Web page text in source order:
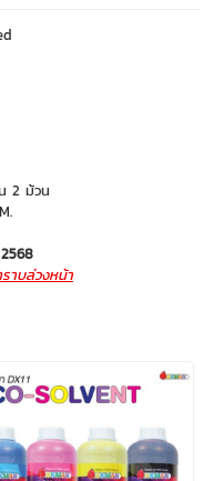
2 ม้วน
าบล่วงหน้า